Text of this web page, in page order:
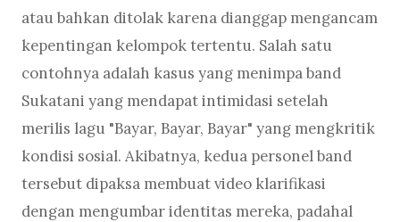
atau bahkan ditolak karena dianggap mengancam
kepentingan kelompok tertentu. Salah satu
contohnya adalah kasus yang menimpa band
Sukatani yang mendapat intimidasi setelah
merilis lagu "Bayar, Bayar, Bayar" yang mengkritik
kondisi sosial. Akibatnya, kedua personel band
tersebut dipaksa membuat video klarifikasi
dengan mengumbar identitas mereka, padahal